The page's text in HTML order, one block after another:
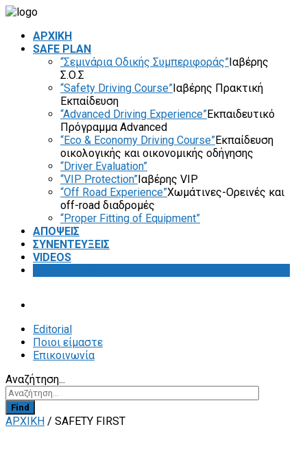
ΑΡΧΙΚΗ
SAFE PLAN
“Σεμινάρια Οδικής Συμπεριφοράς”Ιαβέρης
Σ.Ο.Σ
“Safety Driving Course”Ιαβέρης Πρακτική
Εκπαίδευση
“Advanced Driving Experience”Εκπαιδευτικό
Πρόγραμμα Advanced
“Eco & Economy Driving Course”Εκπαίδευση
οικολογικής και οικονομικής οδήγησης
“Driver Evaluation”
“VIP Protection”Ιαβέρης VIP
“Off Road Experience”Χωμάτινες-Ορεινές και
off-road διαδρομές
“Proper Fitting of Equipment”
ΑΠΟΨΕΙΣ
ΣΥΝΕΝΤΕΥΞΕΙΣ
VIDEOS
Editorial
Ποιοι είμαστε
Επικοινωνία
Αναζήτηση...
Find
ΑΡΧΙΚΗ / SAFETY FIRST